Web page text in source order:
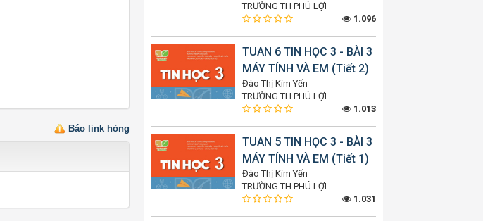
Báo link hỏng
TRƯỜNG TH PHÚ LỢI
1.096
TUAN 6 TIN HỌC 3 - BÀI 3
MÁY TÍNH VÀ EM (Tiết 2)
Đào Thị Kim Yến
TRƯỜNG TH PHÚ LỢI
1.013
TUAN 5 TIN HỌC 3 - BÀI 3
MÁY TÍNH VÀ EM (Tiết 1)
Đào Thị Kim Yến
TRƯỜNG TH PHÚ LỢI
1.031